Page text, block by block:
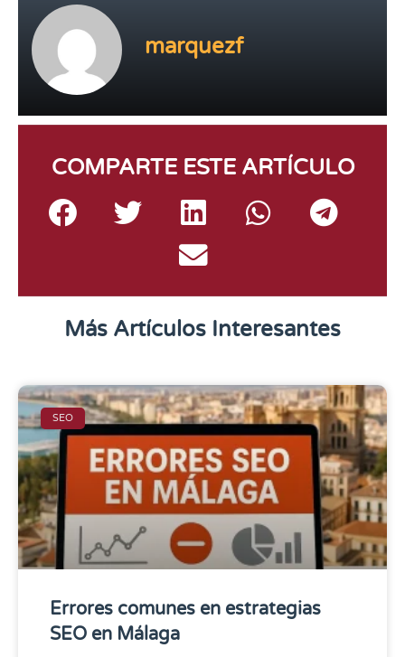
marquezf
COMPARTE ESTE ARTÍCULO
Más Artículos Interesantes
SEO
Errores comunes en estrategias
SEO en Málaga